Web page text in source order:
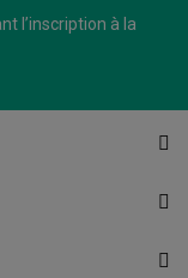
l’inscription à la